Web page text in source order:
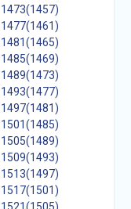
1473(1457)
1477(1461)
1481(1465)
1485(1469)
1489(1473)
1493(1477)
1497(1481)
1501(1485)
1505(1489)
1509(1493)
1513(1497)
1517(1501)